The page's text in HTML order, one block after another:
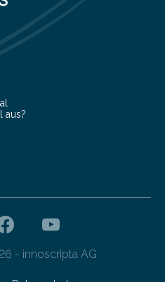
Ergebnisse der Studie
Psychiatry
aus?
- innoscripta AG